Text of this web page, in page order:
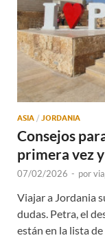
ASIA / JORDANIA
Consejos
primera vez
07/02/2026 - por
Viajar a Jordania
dudas. Petra, el
están en la lista de